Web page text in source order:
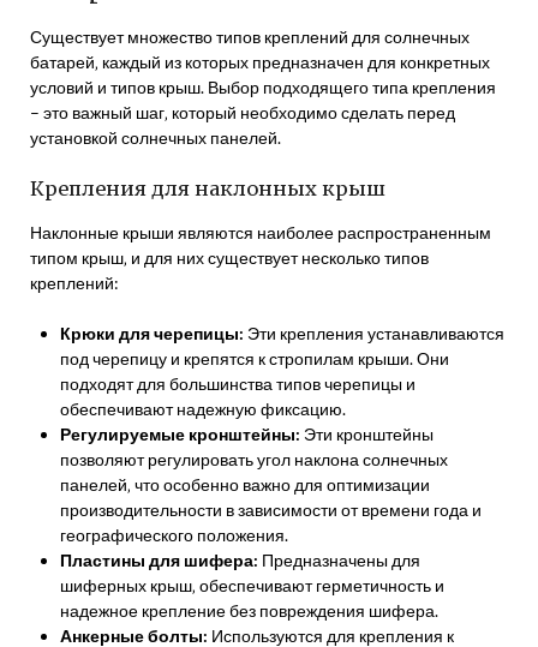
Существует множество типов креплений для солнечных
батарей‚ каждый из которых предназначен для конкретных
условий и типов крыш. Выбор подходящего типа крепления
– это важный шаг‚ который необходимо сделать перед
установкой солнечных панелей.
Крепления для наклонных крыш
Наклонные крыши являются наиболее распространенным
типом крыш‚ и для них существует несколько типов
креплений:
Крюки для черепицы: Эти крепления устанавливаются
под черепицу и крепятся к стропилам крыши. Они
подходят для большинства типов черепицы и
обеспечивают надежную фиксацию.
Регулируемые кронштейны: Эти кронштейны
позволяют регулировать угол наклона солнечных
панелей‚ что особенно важно для оптимизации
производительности в зависимости от времени года и
географического положения.
Пластины для шифера: Предназначены для
шиферных крыш‚ обеспечивают герметичность и
надежное крепление без повреждения шифера.
Анкерные болты: Используются для крепления к